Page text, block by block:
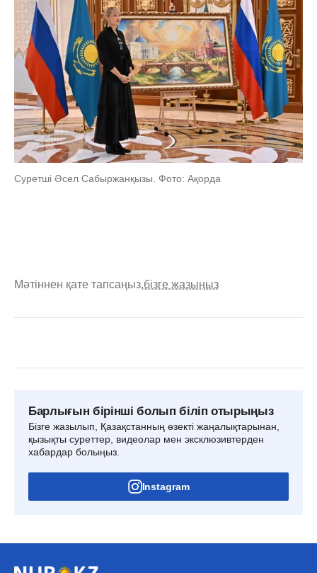
Суретші Әсел Сабыржанқызы. Фото: Ақорда
Мәтіннен қате тапсаңыз,бізге жазыңыз
Барлығын бірінші болып біліп отырыңыз
Бізге жазылып, Қазақстанның өзекті жаңалықтарынан,
қызықты суреттер, видеолар мен эксклюзивтерден
хабардар болыңыз.
Instagram